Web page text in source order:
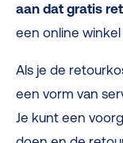
aan dat gratis
een online
Als je de
een vorm van
Je kunt een